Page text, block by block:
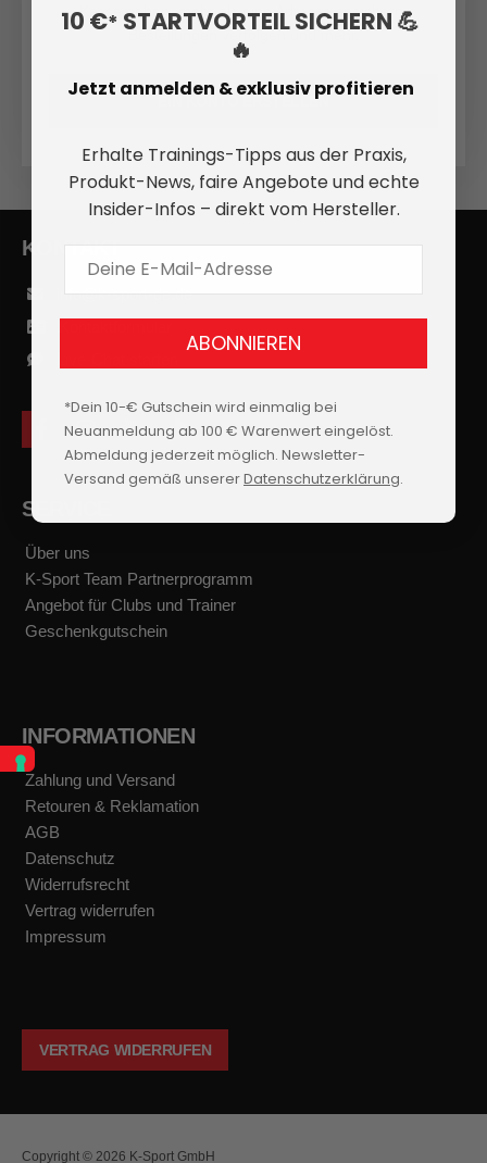
Kasse gehen, mehr als eine Adresse speichern,
Bestellungen verfolgen und mehr.
EIN KONTO ERSTELLEN
KONTAKT
info@k-sport-de.de
o
k
i
n
s
t
r
m
y
o
u
t
e
t
i
k
t
SERVICE
Über uns
K-Sport Team Partnerprogramm
Angebot für Clubs und Trainer
Geschenkgutschein
INFORMATIONEN
Zahlung und Versand
Retouren & Reklamation
AGB
Datenschutz
Widerrufsrecht
Vertrag widerrufen
Impressum
VERTRAG WIDERRUFEN
Copyright © 2026 K-Sport GmbH
10 €* STARTVORTEIL SICHERN 💪
🔥
Jetzt anmelden & exklusiv profitieren
Erhalte Trainings-Tipps aus der Praxis,
Produkt-News, faire Angebote und echte
Insider-Infos – direkt vom Hersteller.
E-Mail Adresse
ABONNIEREN
*Dein 10-€ Gutschein wird einmalig bei
Neuanmeldung ab 100 € Warenwert eingelöst.
Abmeldung jederzeit möglich. Newsletter-
Versand gemäß unsererDatenschutzerklärung.